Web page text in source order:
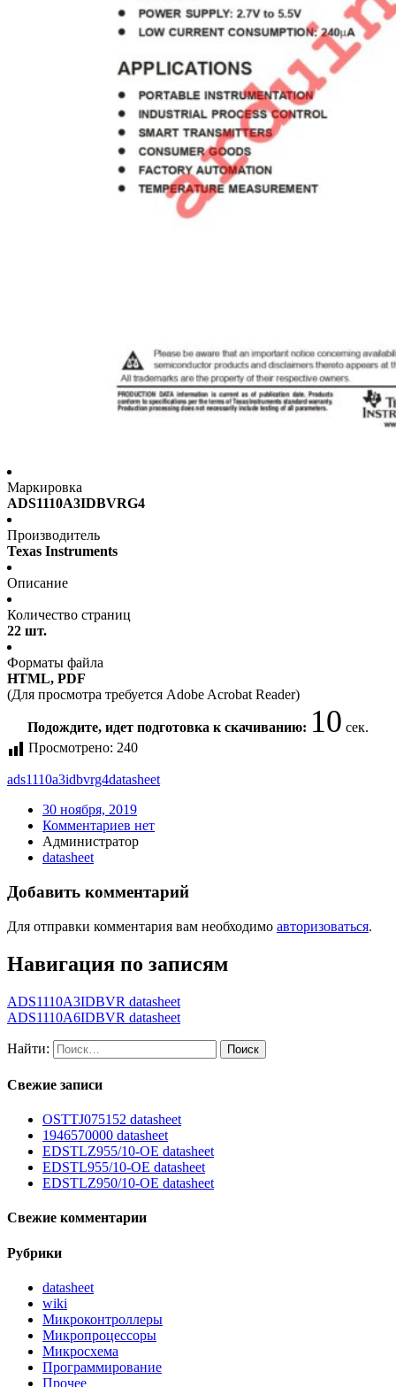
Маркировка
ADS1110A3IDBVRG4
Производитель
Texas Instruments
Описание
Количество страниц
22 шт.
Форматы файла
HTML, PDF
(Для просмотра требуется Adobe Acrobat Reader)
Подождите, идет подготовка к скачиванию: 10 сек.
Просмотрено: 240
ads1110a3idbvrg4datasheet
30 ноября, 2019
Комментариев нет
Администратор
datasheet
Добавить комментарий
Для отправки комментария вам необходимо авторизоваться.
Навигация по записям
ADS1110A3IDBVR datasheet
ADS1110A6IDBVR datasheet
Найти:
Свежие записи
OSTTJ075152 datasheet
1946570000 datasheet
EDSTLZ955/10-OE datasheet
EDSTL955/10-OE datasheet
EDSTLZ950/10-OE datasheet
Свежие комментарии
Рубрики
datasheet
wiki
Микроконтроллеры
Микропроцессоры
Микросхема
Программирование
Прочее